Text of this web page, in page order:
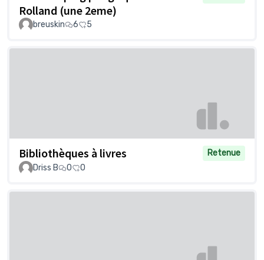
Rolland (une 2eme)
breuskin 6 5
Bibliothèques à livres
Retenue
Driss B
0 0